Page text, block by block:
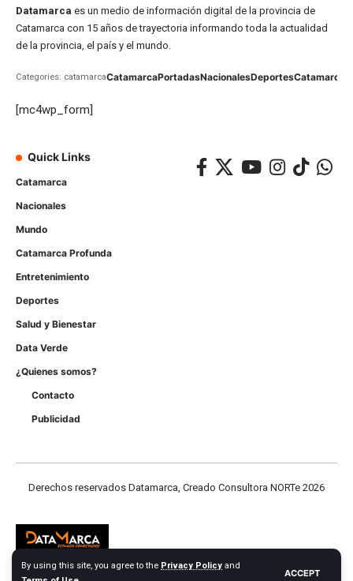
By using this site, you agree to the Privacy Policy and
ACCEPT
Datamarca es un medio de información digital de la provincia de
Catamarca con 15 años de trayectoria informando toda la actualidad
de la provincia, el país y el mundo.
Categories: catamarcaCatamarcaPortadasNacionalesDeportesCatamarca
[mc4wp_form]
Quick Links
Catamarca
Nacionales
Mundo
Catamarca Profunda
Entretenimiento
Deportes
Salud y Bienestar
Data Verde
¿Quienes somos?
Contacto
Publicidad
Derechos reservados Datamarca, Creado Consultora NORTe 2026